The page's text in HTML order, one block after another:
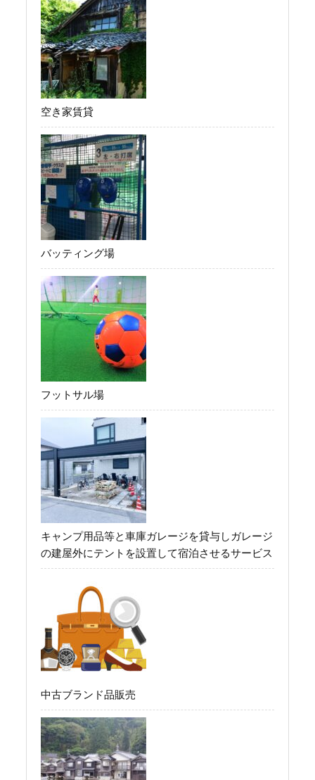
空き家賃貸
バッティング場
フットサル場
キャンプ用品等と車庫ガレージを貸与しガレージ
の建屋外にテントを設置して宿泊させるサービス
中古ブランド品販売